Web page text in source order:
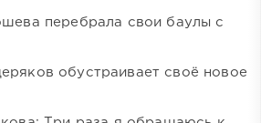
перебрала свои баулы с
обустраивает своё новое